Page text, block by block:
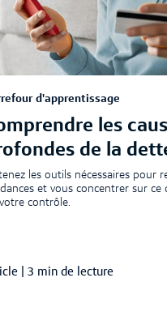
d'apprentissage
les
de la
les outils nécessaires pour
et vous concentrer sur ce
contrôle.
3 min de lecture